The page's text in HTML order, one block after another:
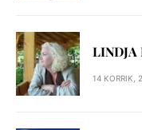
LINDJA
14 KORRIK,